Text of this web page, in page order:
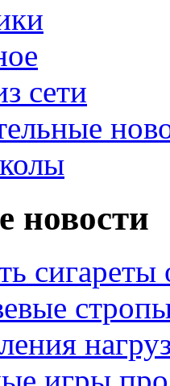
сети
новости